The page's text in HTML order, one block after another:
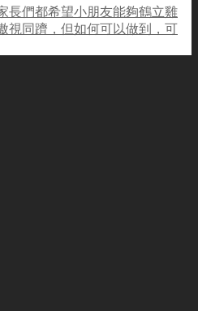
長們都希望小朋友能夠鶴立雞
視同躋，但如何可以做到，可